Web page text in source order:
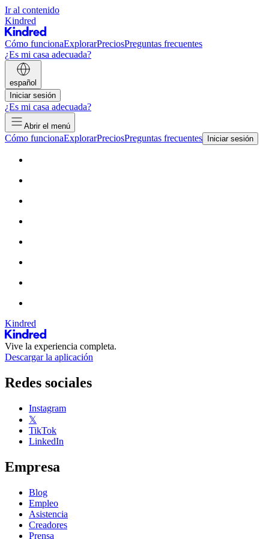
Ir al contenido
Kindred
Cómo funcionaExplorarPreciosPreguntas frecuentes
¿Es mi casa adecuada?
español
Iniciar sesión
¿Es mi casa adecuada?
Abrir el menú
Cómo funcionaExplorarPreciosPreguntas frecuentes Iniciar sesión
Kindred
Vive la experiencia completa.
Descargar la aplicación
Redes sociales
Instagram
𝕏
TikTok
LinkedIn
Empresa
Blog
Empleo
Asistencia
Creadores
Prensa